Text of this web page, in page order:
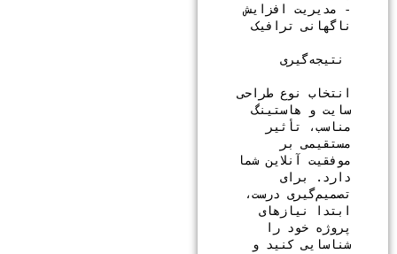
- مدیریت افزایش
انتخاب نوع طراحی
سایت و هاستینگ
مناسب، تأثیر
مستقیمی بر
موفقیت آنلاین شما
دارد. برای
تصمیم‌گیری درست،
ابتدا نیازهای
پروژه خود را
شناسایی کنید و